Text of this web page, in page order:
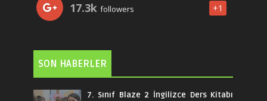
17.3k followers +1
SON HABERLER
7. Sınıf Blaze 2 İngilizce Ders Kitabı